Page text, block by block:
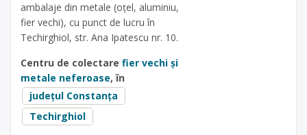
ambalaje din metale (oțel, aluminiu,
fier vechi), cu punct de lucru în
Techirghiol, str. Ana Ipatescu nr. 10.
Centru de colectare fier vechi și
metale neferoase, în
județul Constanța
Techirghiol